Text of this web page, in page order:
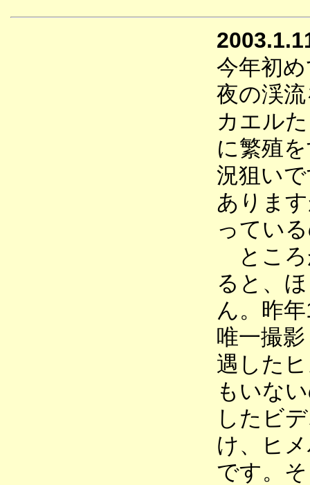
今年初
夜の渓
カエル
に繁殖
況狙い
ありま
ってい
ところ
ると、
ん。昨
唯一撮
遇した
もいな
したビ
け、ヒ
です。